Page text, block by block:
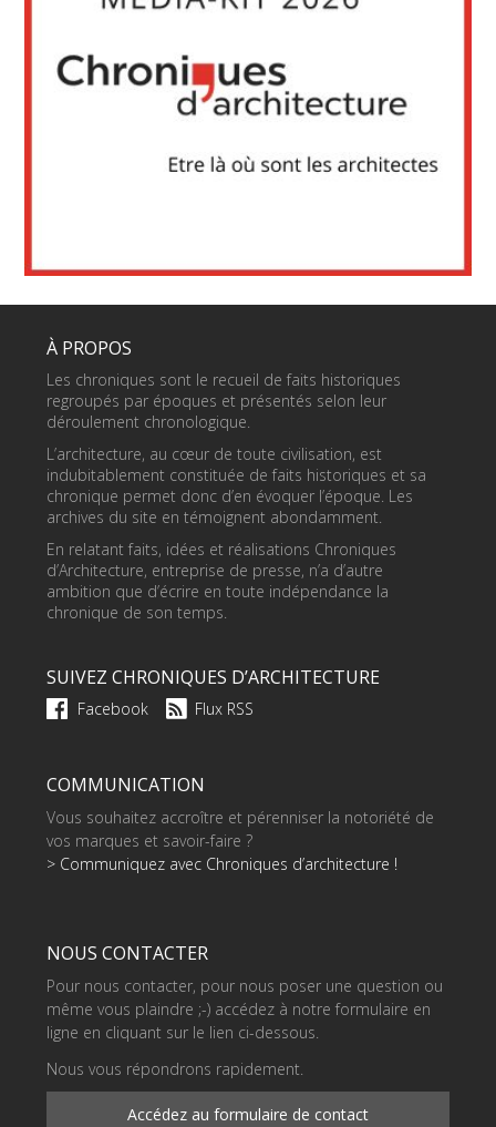
À PROPOS
Les chroniques sont le recueil de faits historiques
regroupés par époques et présentés selon leur
déroulement chronologique.
L’architecture, au cœur de toute civilisation, est
indubitablement constituée de faits historiques et sa
chronique permet donc d’en évoquer l’époque. Les
archives du site en témoignent abondamment.
En relatant faits, idées et réalisations Chroniques
d’Architecture, entreprise de presse, n’a d’autre
ambition que d’écrire en toute indépendance la
chronique de son temps.
SUIVEZ CHRONIQUES D’ARCHITECTURE
Facebook Flux RSS
COMMUNICATION
Vous souhaitez accroître et pérenniser la notoriété de
vos marques et savoir-faire ?
> Communiquez avec Chroniques d’architecture !
NOUS CONTACTER
Pour nous contacter, pour nous poser une question ou
même vous plaindre ;-) accédez à notre formulaire en
ligne en cliquant sur le lien ci-dessous.
Nous vous répondrons rapidement.
Accédez au formulaire de contact